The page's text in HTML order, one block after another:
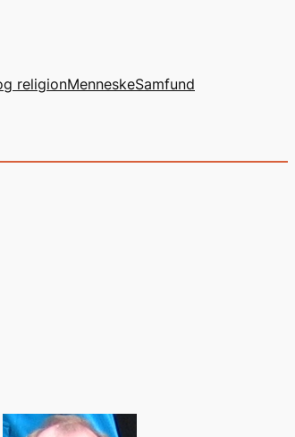
religionMenneskeSamfund